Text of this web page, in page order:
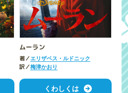
ムーラン
著／エリザベス・ルドニック
訳／梅津かおり
くわしくは